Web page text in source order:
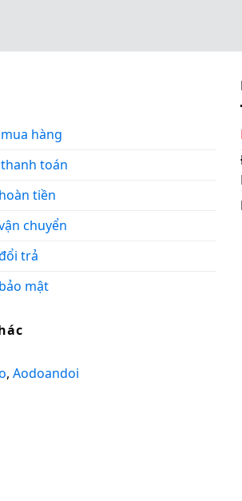
hàng
toán
tiền
chuyển
trả
mật
, Aodoandoi